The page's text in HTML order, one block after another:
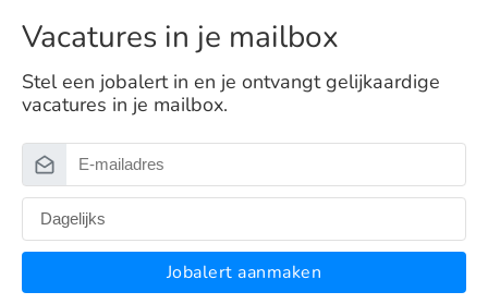
Vacatures in je mailbox
Stel een jobalert in en je ontvangt gelijkaardige
vacatures in je mailbox.
Jobalert aanmaken